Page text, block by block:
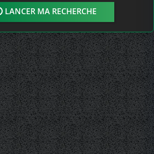
LANCER MA RECHERCHE